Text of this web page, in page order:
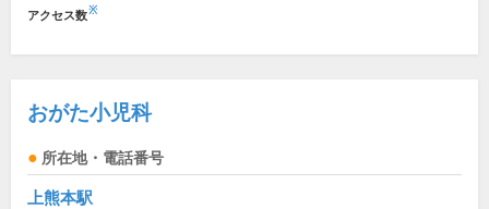
アクセス数※
おがた小児科
所在地・電話番号
上熊本駅